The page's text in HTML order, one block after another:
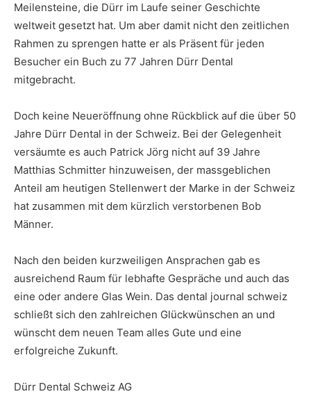
Meilensteine, die Dürr im Laufe seiner Geschichte
weltweit gesetzt hat. Um aber damit nicht den zeitlichen
Rahmen zu sprengen hatte er als Präsent für jeden
Besucher ein Buch zu 77 Jahren Dürr Dental
mitgebracht.
Doch keine Neueröffnung ohne Rückblick auf die über 50
Jahre Dürr Dental in der Schweiz. Bei der Gelegenheit
versäumte es auch Patrick Jörg nicht auf 39 Jahre
Matthias Schmitter hinzuweisen, der massgeblichen
Anteil am heutigen Stellenwert der Marke in der Schweiz
hat zusammen mit dem kürzlich verstorbenen Bob
Männer.
Nach den beiden kurzweiligen Ansprachen gab es
ausreichend Raum für lebhafte Gespräche und auch das
eine oder andere Glas Wein. Das dental journal schweiz
schließt sich den zahlreichen Glückwünschen an und
wünscht dem neuen Team alles Gute und eine
erfolgreiche Zukunft.
Dürr Dental Schweiz AG